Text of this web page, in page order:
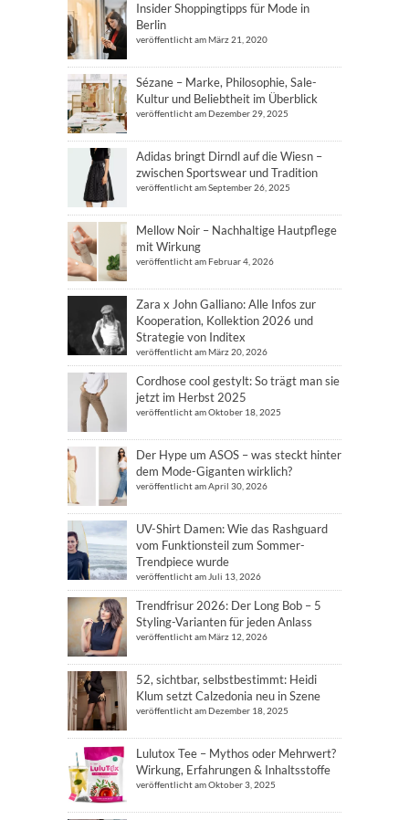
Insider Shoppingtipps für Mode in
Berlin
veröffentlicht am März 21, 2020
Sézane – Marke, Philosophie, Sale-
Kultur und Beliebtheit im Überblick
veröffentlicht am Dezember 29, 2025
Adidas bringt Dirndl auf die Wiesn –
zwischen Sportswear und Tradition
veröffentlicht am September 26, 2025
Mellow Noir – Nachhaltige Hautpflege
mit Wirkung
veröffentlicht am Februar 4, 2026
Zara x John Galliano: Alle Infos zur
Kooperation, Kollektion 2026 und
Strategie von Inditex
veröffentlicht am März 20, 2026
Cordhose cool gestylt: So trägt man sie
jetzt im Herbst 2025
veröffentlicht am Oktober 18, 2025
Der Hype um ASOS – was steckt hinter
dem Mode-Giganten wirklich?
veröffentlicht am April 30, 2026
UV-Shirt Damen: Wie das Rashguard
vom Funktionsteil zum Sommer-
Trendpiece wurde
veröffentlicht am Juli 13, 2026
Trendfrisur 2026: Der Long Bob – 5
Styling-Varianten für jeden Anlass
veröffentlicht am März 12, 2026
52, sichtbar, selbstbestimmt: Heidi
Klum setzt Calzedonia neu in Szene
veröffentlicht am Dezember 18, 2025
Lulutox Tee – Mythos oder Mehrwert?
Wirkung, Erfahrungen & Inhaltsstoffe
veröffentlicht am Oktober 3, 2025